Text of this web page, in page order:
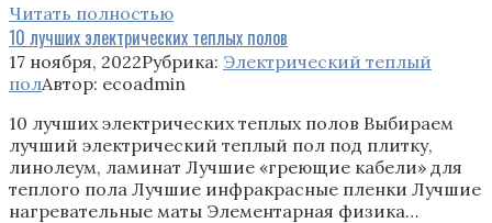
Читать полностью
10 лучших электрических теплых полов
17 ноября, 2022Рубрика: Электрический теплый
полАвтор: ecoadmin
10 лучших электрических теплых полов Выбираем
лучший электрический теплый пол под плитку,
линолеум, ламинат Лучшие «греющие кабели» для
теплого пола Лучшие инфракрасные пленки Лучшие
нагревательные маты Элементарная физика…